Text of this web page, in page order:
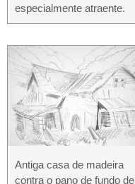
especialmente atraente.
Antiga casa de madeira
contra o pano de fundo de